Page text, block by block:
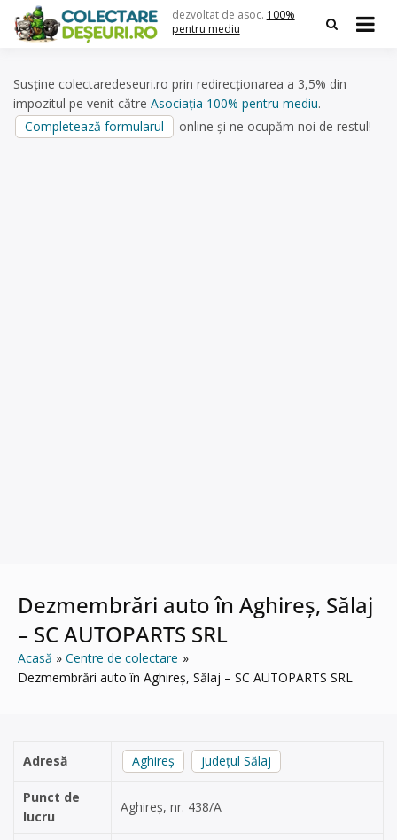
content
dezvoltat de asoc. 100%
pentru mediu
Susține colectaredeseuri.ro prin redirecționarea a 3,5% din
impozitul pe venit către Asociația 100% pentru mediu.
Completează formularul
online și ne ocupăm noi de restul!
Dezmembrări auto în Aghireș, Sălaj
– SC AUTOPARTS SRL
Acasă
Centre de colectare
Dezmembrări auto în Aghireș, Sălaj – SC AUTOPARTS SRL
Adresă Aghireș județul Sălaj
Punct de
lucru
Aghireș, nr. 438/A